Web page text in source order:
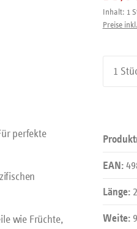
Inhalt: 1
Preise
EAN:
Länge:
Weite:
perfekte
wie Früchte,